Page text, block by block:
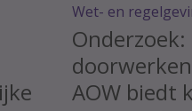
Wet- en
Onderzoek:
AOW biedt